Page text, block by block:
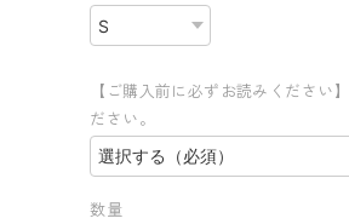
【ご購入前に必ずお読みください
ださい。
数量